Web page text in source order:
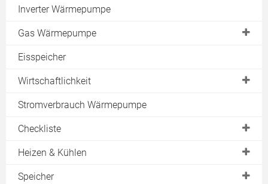
Erdwärmekörbe
Erdsonde
Energiezaun
Bohrung
Sole-Wasser
Luft-Luft
Inverter Wärmepumpe
Gas Wärmepumpe
Gasmotor
Absorptionswärmepumpe
Eisspeicher
Wirtschaftlichkeit
Effizienzfaktoren
Jahresarbeitszahl
Wärmepumpenstrom
Stromverbrauch Wärmepumpe
Checkliste
Machbarkeit
Ertrag
Heizen & Kühlen
Betriebsarten
Speicher